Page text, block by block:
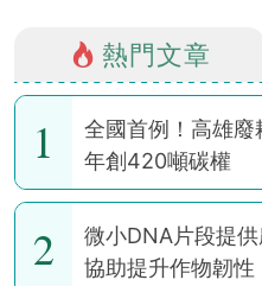
熱門文章
1
全國首例！高雄
年創420噸碳權
2
微小DNA片段提
協助提升作物韌性